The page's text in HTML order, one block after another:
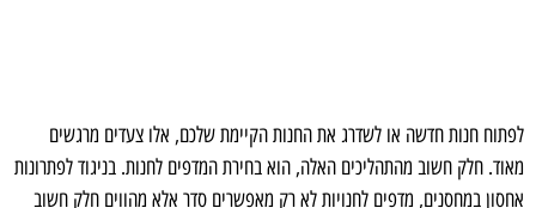
לפתוח חנות חדשה או לשדרג את החנות הקיימת שלכם, אלו צעדים מרגשים
מאוד. חלק חשוב מהתהליכים האלה, הוא בחירת המדפים לחנות. בניגוד לפתרונות
אחסון במחסנים, מדפים לחנויות לא רק מאפשרים סדר אלא מהווים חלק חשוב